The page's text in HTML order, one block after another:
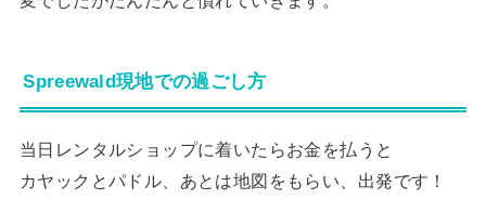
Spreewald現地での過ごし方
当日レンタルショップに着いたらお金を払うと
カヤックとパドル、あとは地図をもらい、出発です！